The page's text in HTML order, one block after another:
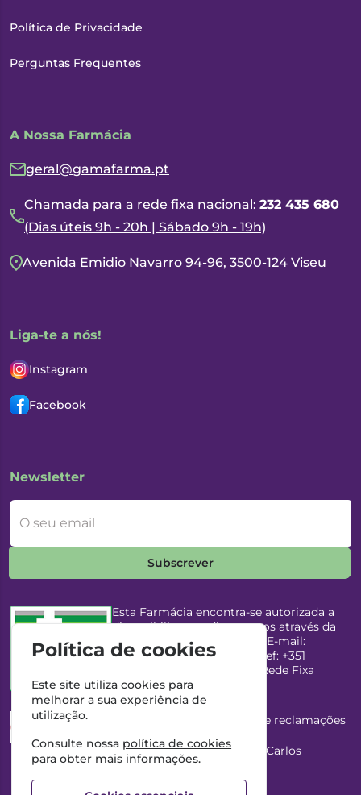
Política de Privacidade
Perguntas Frequentes
A Nossa Farmácia
geral@gamafarma.pt
Chamada para a rede fixa nacional: 232 435 680
(Dias úteis 9h - 20h | Sábado 9h - 19h)
Avenida Emidio Navarro 94-96, 3500-124 Viseu
Liga-te a nós!
Instagram
Facebook
Newsletter
O seu email
Subscrever
Esta Farmácia encontra-se autorizada a
disponibilizar medicamentos através da
Internet, pelo Infarmed, I.P. E-mail:
infarmed@infarmed.pt
| Telef: +351
217987100 (Chamada para Rede Fixa
Nacional)
Esta Farmácia dispõe de livro de reclamações
Director Técnico e Proprietário: António Carlos
Saraiva Cabral Costa
Política de cookies
Este site utiliza cookies para
melhorar a sua experiência de
utilização.
Consulte nossa política de cookies
para obter mais informações.